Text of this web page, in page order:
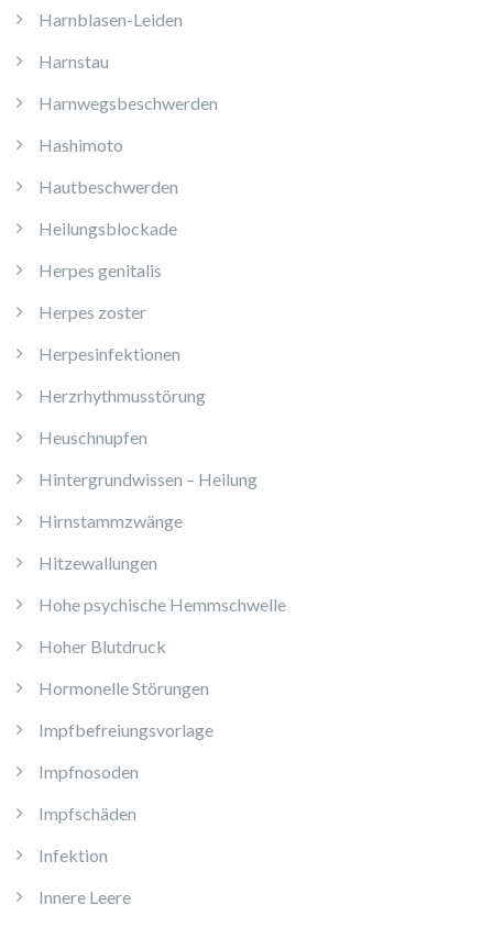
Harnblasen-Leiden
Harnstau
Harnwegsbeschwerden
Hashimoto
Hautbeschwerden
Heilungsblockade
Herpes genitalis
Herpes zoster
Herpesinfektionen
Herzrhythmusstörung
Heuschnupfen
Hintergrundwissen – Heilung
Hirnstammzwänge
Hitzewallungen
Hohe psychische Hemmschwelle
Hoher Blutdruck
Hormonelle Störungen
Impfbefreiungsvorlage
Impfnosoden
Impfschäden
Infektion
Innere Leere